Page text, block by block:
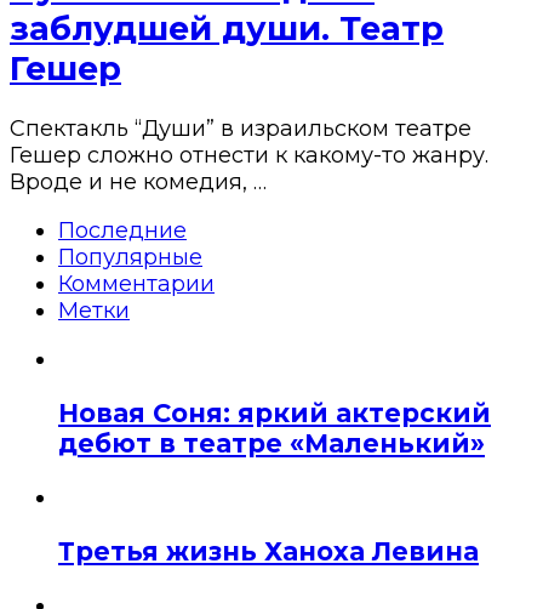
заблудшей души. Театр
Гешер
Спектакль “Души” в израильском театре
Гешер сложно отнести к какому-то жанру.
Вроде и не комедия, …
Последние
Популярные
Комментарии
Метки
Новая Соня: яркий актерский
дебют в театре «Маленький»
Третья жизнь Ханоха Левина